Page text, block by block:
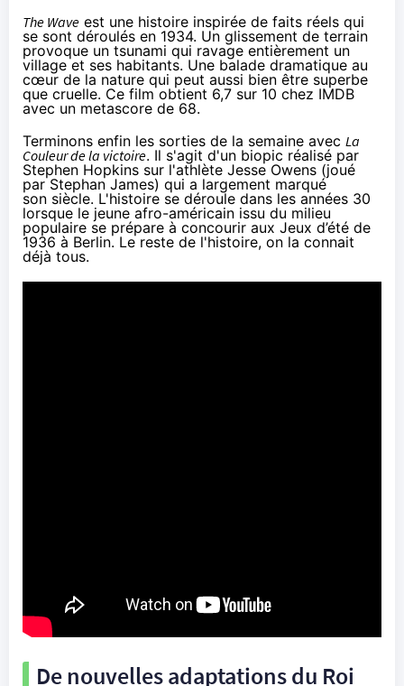
The Wave est une histoire inspirée de faits réels qui
se sont déroulés en 1934. Un glissement de terrain
provoque un tsunami qui ravage entièrement un
village et ses habitants. Une balade dramatique au
cœur de la nature qui peut aussi bien être superbe
que cruelle. Ce film obtient 6,7 sur 10 chez IMDB
avec un metascore de 68.
Terminons enfin les sorties de la semaine avec La
Couleur de la victoire. Il s'agit d'un biopic réalisé par
Stephen Hopkins sur l'athlète Jesse Owens (joué
par Stephan James) qui a largement marqué
son siècle. L'histoire se déroule dans les années 30
lorsque le jeune afro-américain issu du milieu
populaire se prépare à concourir aux Jeux d’été de
1936 à Berlin. Le reste de l'histoire, on la connait
déjà tous.
De nouvelles adaptations du Roi